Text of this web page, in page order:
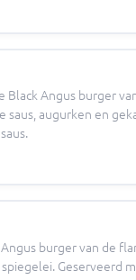
Black Angus burger
saus, augurken en
burger van de
Geserveerd